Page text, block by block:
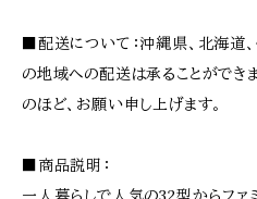
■配送について：沖縄県、北海道
の地域への配送は承ることができ
のほど、お願い申し上げます。
■商品説明：